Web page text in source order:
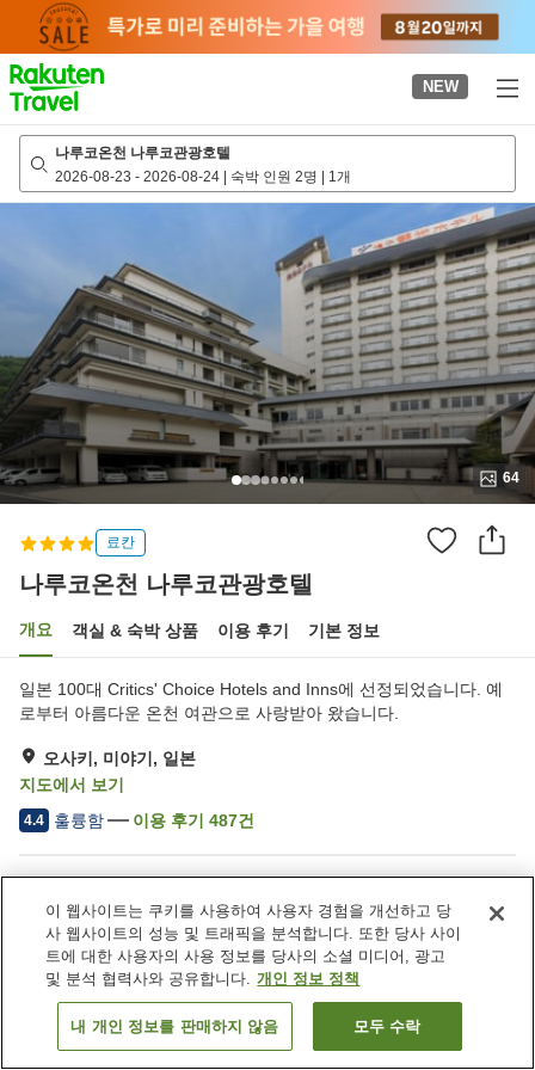
page
NEW
나루코온천 나루코관광호텔
2026-08-23 - 2026-08-24 | 숙박 인원 2명 | 1개
64
료칸
나루코온천 나루코관광호텔
개요 객실 & 숙박 상품 이용 후기 기본 정보
일본 100대 Critics' Choice Hotels and Inns에 선정되었습니다. 예
로부터 아름다운 온천 여관으로 사랑받아 왔습니다.
오사키, 미야기, 일본
지도에서 보기
4.4 훌륭함 이용 후기 487건
주차장
스파 / 미용실
라운지
바
객실 보기
이 웹사이트는 쿠키를 사용하여 사용자 경험을 개선하고 당
사 웹사이트의 성능 및 트래픽을 분석합니다. 또한 당사 사이
트에 대한 사용자의 사용 정보를 당사의 소셜 미디어, 광고
및 분석 협력사와 공유합니다. 개인 정보 정책
내 개인 정보를 판매하지 않음 모두 수락